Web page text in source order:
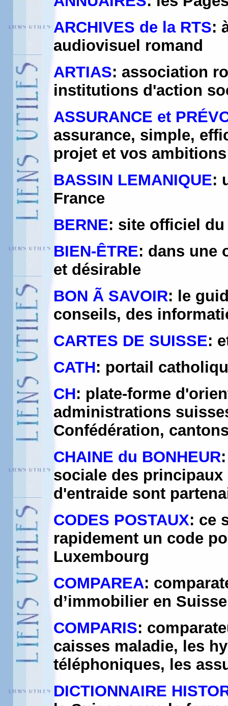
ARCHIVES de la RTS:
audiovisuel romand
ARTIAS: association
institutions d'action
ASSURANCE et
assurance, simple,
projet et vos ambitions
BASSIN LEMANIQUE:
France
BERNE: site officiel
BIEN-ÊTRE: dans une
et désirable
BON Ã SAVOIR: le
conseils, des
CARTES DE SUISSE:
CATH: portail
CH: plate-forme
administrations
Confédération,
CHAINE du BONHEUR
sociale des
d'entraide sont
CODES POSTAUX: ce
rapidement un code
Luxembourg
COMPAREA:
d’immobilier en Suisse
COMPARIS:
caisses maladie, les
téléphoniques, les
DICTIONNAIRE